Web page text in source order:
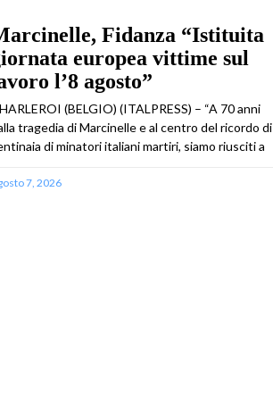
Fidanza “Istituita
europea vittime sul
l’8 agosto”
(BELGIO) (ITALPRESS) – “A 70 anni
tragedia di Marcinelle e al centro del ricordo di
di minatori italiani martiri, siamo riusciti a
7, 2026